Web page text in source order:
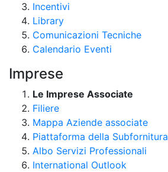
Incentivi
Library
Comunicazioni Tecniche
Calendario Eventi
Imprese
Le Imprese Associate
Filiere
Mappa Aziende associate
Piattaforma della Subfornitura
Albo Servizi Professionali
International Outlook